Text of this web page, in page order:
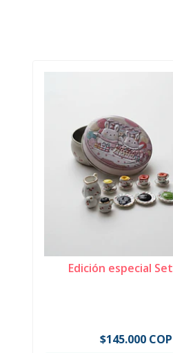
Edición especial
$145.000 COP